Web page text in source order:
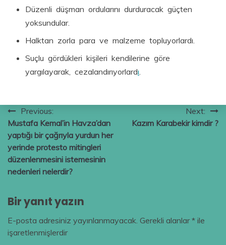
Düzenli düşman ordularını durduracak güçten
yoksundular.
Halktan zorla para ve malzeme topluyorlardı.
Suçlu gördükleri kişileri kendilerine göre
yargılayarak, cezalandırıyorlardı.
Yazı
gezinmesi
Previous:
Mustafa Kemal’in Havza’dan
yaptığı bir çağrıyla yurdun her
yerinde protesto mitingleri
düzenlenmesini istemesinin
nedenleri nelerdir?
Next:
Kazım Karabekir kimdir ?
Bir yanıt yazın
E-posta adresiniz yayınlanmayacak. Gerekli alanlar* ile
işaretlenmişlerdir